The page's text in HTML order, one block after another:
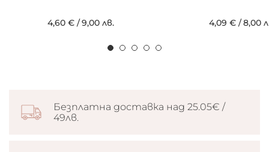
4,60 €/9,00 лв. 4,09 €/8,00
Безплатна доставка над 25.05€ /
49лв.